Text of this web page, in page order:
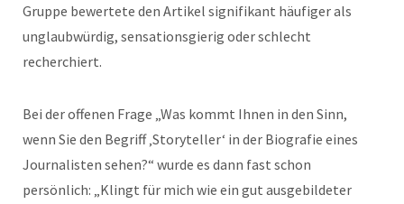
Gruppe bewertete den Artikel signifikant häufiger als
unglaubwürdig, sensationsgierig oder schlecht
recherchiert.
Bei der offenen Frage „Was kommt Ihnen in den Sinn,
wenn Sie den Begriff ‚Storyteller‘ in der Biografie eines
Journalisten sehen?“ wurde es dann fast schon
persönlich: „Klingt für mich wie ein gut ausgebildeter